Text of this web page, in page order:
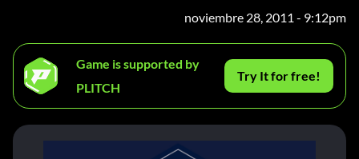
noviembre 28, 2011 - 9:12pm
Game is supported by
PLITCH
Try It for free!